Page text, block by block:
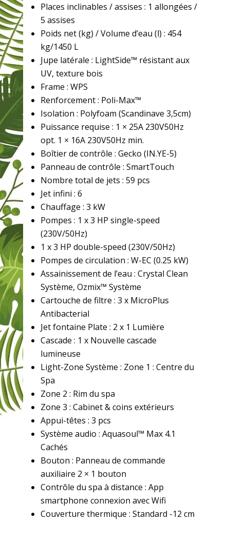
Places inclinables / assises : 1 allongées /
5 assises
Poids net (kg) / Volume d’eau (l) : 454
kg/1450 L
Jupe latérale : LightSide™ résistant aux
UV, texture bois
Frame : WPS
Renforcement : Poli-Max™
Isolation : Polyfoam (Scandinave 3,5cm)
Puissance requise : 1 × 25A 230V50Hz
opt. 1 × 16A 230V50Hz min.
Boîtier de contrôle : Gecko (IN.YE-5)
Panneau de contrôle : SmartTouch
Nombre total de jets : 59 pcs
Jet infini : 6
Chauffage : 3 kW
Pompes : 1 x 3 HP single-speed
(230V/50Hz)
1 x 3 HP double-speed (230V/50Hz)
Pompes de circulation : W-EC (0.25 kW)
Assainissement de l’eau : Crystal Clean
Système, Ozmix™ Système
Cartouche de filtre : 3 x MicroPlus
Antibacterial
Jet fontaine Plate : 2 x 1 Lumière
Cascade : 1 x Nouvelle cascade
lumineuse
Light-Zone Système : Zone 1 : Centre du
Spa
Zone 2 : Rim du spa
Zone 3 : Cabinet & coins extérieurs
Appui-têtes : 3 pcs
Système audio : Aquasoul™ Max 4.1
Cachés
Bouton : Panneau de commande
auxiliaire 2 × 1 bouton
Contrôle du spa à distance : App
smartphone connexion avec Wifi
Couverture thermique : Standard -12 cm